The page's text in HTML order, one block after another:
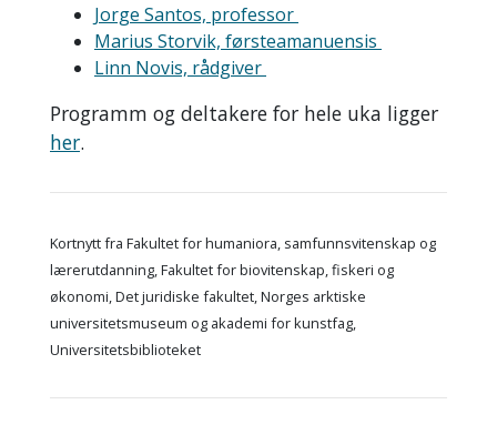
Jorge Santos, professor
Marius Storvik, førsteamanuensis
Linn Novis, rådgiver
Programm og deltakere for hele uka ligger
her.
Kortnytt fra Fakultet for humaniora, samfunnsvitenskap og
lærerutdanning, Fakultet for biovitenskap, fiskeri og
økonomi, Det juridiske fakultet, Norges arktiske
universitetsmuseum og akademi for kunstfag,
Universitetsbiblioteket